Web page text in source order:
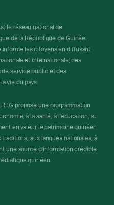
le réseau national de
de la République de Guinée.
informe les citoyens en diffusant
et internationale, des
de service public et des
vie du pays.
propose une programmation
à la santé, à l'éducation, au
en valeur le patrimoine guinéen
aux langues nationales, à
une source d'information crédible
guinéen.